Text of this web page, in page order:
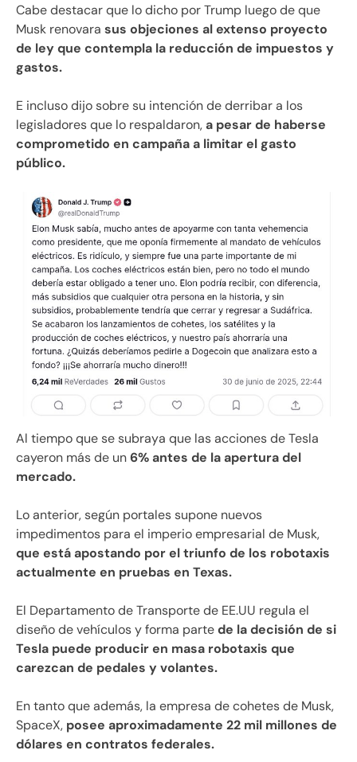
Cabe destacar que lo dicho por Trump luego de que
Musk renovara sus objeciones al extenso proyecto
de ley que contempla la reducción de impuestos y
gastos.
E incluso dijo sobre su intención de derribar a los
legisladores que lo respaldaron,a pesar de haberse
comprometido en campaña a limitar el gasto
público.
Al tiempo que se subraya que las acciones de Tesla
cayeron más de un6% antes de la apertura del
mercado.
Lo anterior, según portales supone nuevos
impedimentos para el imperio empresarial de Musk,
que está apostando por el triunfo de los robotaxis
actualmente en pruebas en Texas.
El Departamento de Transporte de EE.UU regula el
diseño de vehículos y forma partede la decisión de si
Tesla puede producir en masa robotaxis que
carezcan de pedales y volantes.
En tanto que además, la empresa de cohetes de Musk,
SpaceX, posee aproximadamente 22 mil millones de
dólares en contratos federales.